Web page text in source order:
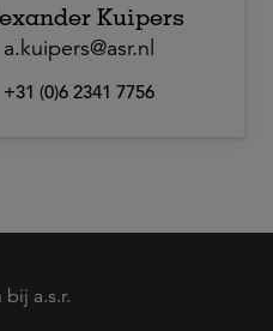
Kuipers
a.kuipers@asr.nl
+31 (0)6 2341 7756
a.s.r.